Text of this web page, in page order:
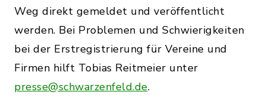
Weg direkt gemeldet und veröffentlicht
werden. Bei Problemen und Schwierigkeiten
bei der Erstregistrierung für Vereine und
Firmen hilft Tobias Reitmeier unter
presse@schwarzenfeld.de.